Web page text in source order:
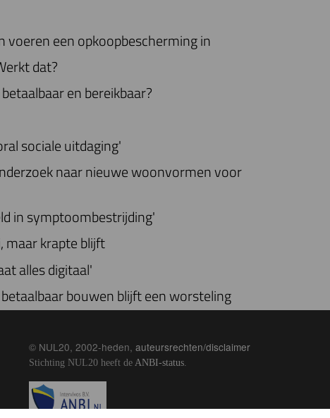
voeren een opkoopbescherming in
dat?
en bereikbaar?
sociale uitdaging'
naar nieuwe woonvormen voor
in symptoombestrijding'
maar krapte blijft
alles digitaal'
bouwen blijft een worsteling
© NUL20, 2002-heden, auteursrechten/disclaimer
Stichting NUL20 heeft de ANBI-status
Image